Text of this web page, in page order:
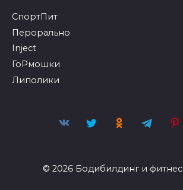
СпортПит
Перорально
Inject
ГоРмошки
Липолики
© 2026 Бодибилдинг и фитнес